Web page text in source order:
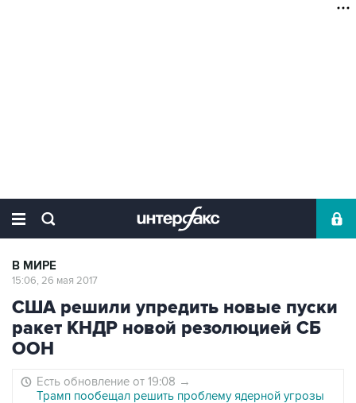
В МИРЕ
15:06, 26 мая 2017
США решили упредить новые пуски
ракет КНДР новой резолюцией СБ
ООН
Есть обновление от 19:08 →
Трамп пообещал решить проблему ядерной угрозы